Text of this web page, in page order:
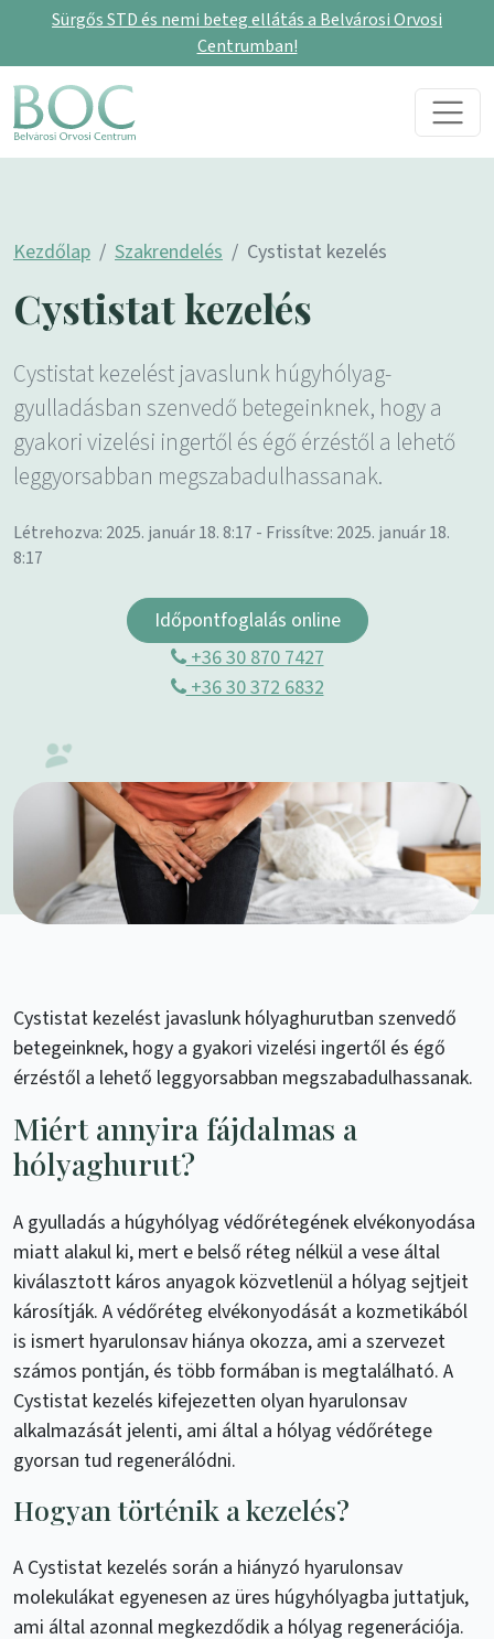
Sürgős STD és nemi beteg ellátás a Belvárosi Orvosi
Centrumban!
Skip to content
Main Navigation
Kezdőlap Szakrendelés Cystistat kezelés
Cystistat kezelés
Cystistat kezelést javaslunk húgyhólyag-
gyulladásban szenvedő betegeinknek, hogy a
gyakori vizelési ingertől és égő érzéstől a lehető
leggyorsabban megszabadulhassanak.
Létrehozva: 2025. január 18. 8:17 - Frissítve: 2025. január 18.
8:17
Időpontfoglalás online
+36 30 870 7427
+36 30 372 6832
Cystistat kezelést javaslunk hólyaghurutban szenvedő
betegeinknek, hogy a gyakori vizelési ingertől és égő
érzéstől a lehető leggyorsabban megszabadulhassanak.
Miért annyira fájdalmas a
hólyaghurut?
A gyulladás a húgyhólyag védőrétegének elvékonyodása
miatt alakul ki, mert e belső réteg nélkül a vese által
kiválasztott káros anyagok közvetlenül a hólyag sejtjeit
károsítják. A védőréteg elvékonyodását a kozmetikából
is ismert hyarulonsav hiánya okozza, ami a szervezet
számos pontján, és több formában is megtalálható. A
Cystistat kezelés kifejezetten olyan hyarulonsav
alkalmazását jelenti, ami által a hólyag védőrétege
gyorsan tud regenerálódni.
Hogyan történik a kezelés?
A Cystistat kezelés során a hiányzó hyarulonsav
molekulákat egyenesen az üres húgyhólyagba juttatjuk,
ami által azonnal megkezdődik a hólyag regenerációja.